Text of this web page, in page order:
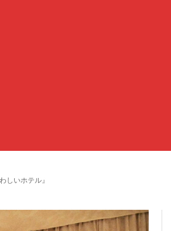
しいホテル』